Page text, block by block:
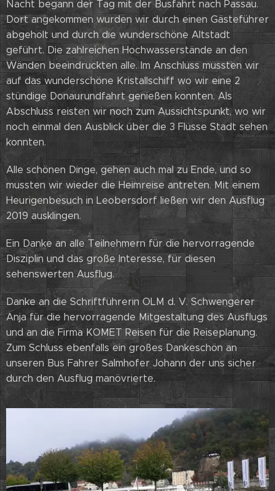
Nacht begann der Tag mit der Busfahrt nach Passau.
Dort angekommen wurden wir durch einen Gästeführer
abgeholt und durch die wunderschöne Altstadt
geführt. Die zahlreichen Hochwasserstände an den
Wänden beeindruckten alle. Im Anschluss mussten wir
auf das wunderschöne Kristallschiff wo wir eine 2
stündige Donaurundfahrt genießen konnten. Als
Abschluss reisten wir noch zum Aussichtspunkt, wo wir
noch einmal den Ausblick über die 3 Flüsse Stadt sehen
konnten.
Alle schönen Dinge, gehen auch mal zu Ende, und so
mussten wir wieder die Heimreise antreten. Mit einem
Heurigenbesuch in Leobersdorf ließen wir den Ausflug
2019 ausklingen.
Ein Danke an alle Teilnehmern für die hervorragende
Disziplin und das große Interesse, für diesen
sehenswerten Ausflug.
Danke an die Schriftführerin OLM d. V. Schwengerer
Anja für die hervorragende Mitgestaltung des Ausflugs
und an die Firma KOMET Reisen für die Reiseplanung.
Zum Schluss ebenfalls ein großes Dankeschön an
unseren Bus Fahrer Salmhofer Johann der uns sicher
durch den Ausflug manövrierte.